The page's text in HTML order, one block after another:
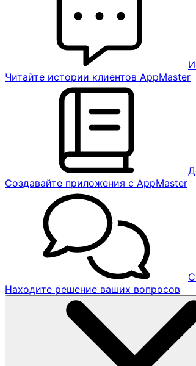
Читайте истории клиентов AppMaster
Создавайте приложения с AppMaster
Находите решение ваших вопросов